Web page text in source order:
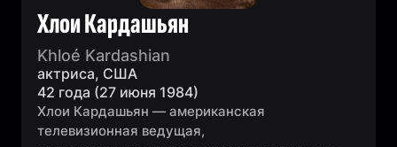
Хлои Кардашьян
Khloé Kardashian
актриса, США
42 года (27 июня 1984)
Хлои Кардашьян — американская
телевизионная ведущая,